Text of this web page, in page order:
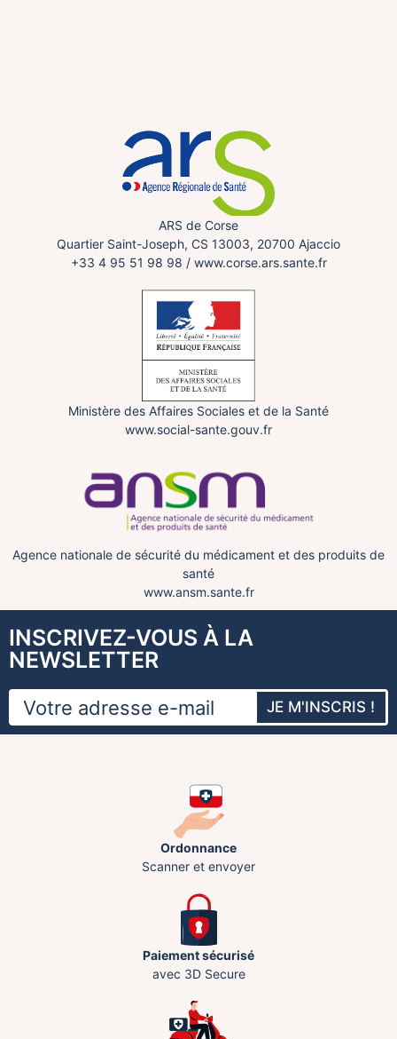
ARS de Corse
Quartier Saint-Joseph, CS 13003, 20700 Ajaccio
+33 4 95 51 98 98 / www.corse.ars.sante.fr
Ministère des Affaires Sociales et de la Santé
www.social-sante.gouv.fr
Agence nationale de sécurité du médicament et des produits de
santé
www.ansm.sante.fr
INSCRIVEZ-VOUS À LA
NEWSLETTER
JE M'INSCRIS !
Ordonnance
Scanner et envoyer
Paiement sécurisé
avec 3D Secure